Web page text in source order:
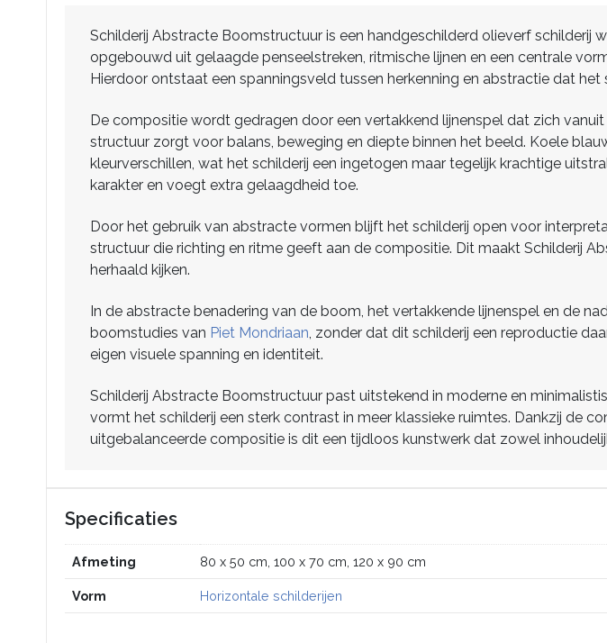
Schilderij Abstracte Boomstructuur is een handgeschilderd olieverf schilderij
opgebouwd uit gelaagde penseelstreken, ritmische lijnen en een centrale
Hierdoor ontstaat een spanningsveld tussen herkenning en abstractie dat
De compositie wordt gedragen door een vertakkend lijnenspel dat zich
structuur zorgt voor balans, beweging en diepte binnen het beeld. Koele
kleurverschillen, wat het schilderij een ingetogen maar tegelijk krachtige
karakter en voegt extra gelaagdheid toe.
Door het gebruik van abstracte vormen blijft het schilderij open voor
structuur die richting en ritme geeft aan de compositie. Dit maakt Schilderij
herhaald kijken.
In de abstracte benadering van de boom, het vertakkende lijnenspel en de
boomstudies van Piet Mondriaan, zonder dat dit schilderij een reproductie
eigen visuele spanning en identiteit.
Schilderij Abstracte Boomstructuur past uitstekend in moderne en
vormt het schilderij een sterk contrast in meer klassieke ruimtes. Dankzij de
uitgebalanceerde compositie is dit een tijdloos kunstwerk dat zowel
Specificaties
Afmeting 80 x 50 cm, 100 x 70 cm, 120 x 90 cm
Vorm Horizontale schilderijen